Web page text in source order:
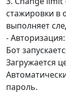
стажировки в
выполняет
- Авторизация:
Бот
Загружается
пароль.